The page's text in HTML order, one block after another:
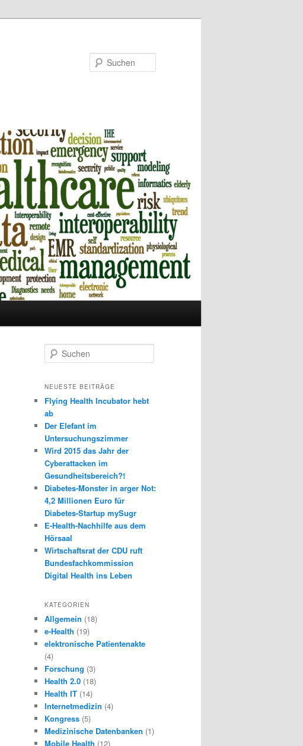
u
h
n
NEUESTE BEITRÄGE
Flying Health Incubator hebt
ab
Der Elefant im
Untersuchungszimmer
Wird 2015 das Jahr der
Cyberattacken im
Gesundheitsbereich?!
Diabetes-Monster in arger Not:
4,2 Millionen Euro für
Diabetes-Startup mySugr
E-Health-Nachhilfe aus dem
Hörsaal
Wirtschaftsrat der CDU ruft
Bundesfachkommission
Digital Health ins Leben
KATEGORIEN
Allgemein (18)
e-Health (19)
elektronische Patientenakte
(4)
Forschung (3)
Health 2.0 (18)
Health IT (14)
Internetmedizin (4)
Kongress (5)
Medizinische Datenbanken (1)
Mobile Health (12)